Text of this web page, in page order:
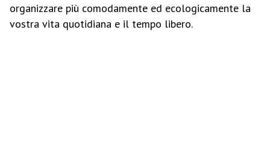
organizzare più comodamente ed ecologicamente la
vostra vita quotidiana e il tempo libero.